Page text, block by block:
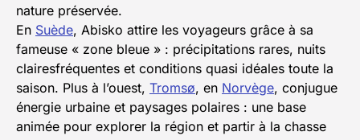
nature préservée.
En Suède, Abisko attire les voyageurs grâce à sa
fameuse « zone bleue » : précipitations rares, nuits
clairesfréquentes et conditions quasi idéales toute la
saison. Plus à l’ouest, Tromsø, en Norvège, conjugue
énergie urbaine et paysages polaires : une base
animée pour explorer la région et partir à la chasse